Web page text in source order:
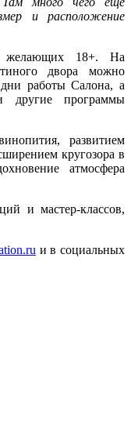
и расположение
желающих 18+. На
двора можно
работы Салона, а
другие программы
развитием
кругозора в
атмосфера
и мастер-классов,
и в социальных